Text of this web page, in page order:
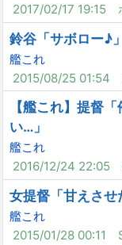
2017/02/17 19:15
鈴谷「サボロー♪」
艦これ
2015/08/25 01:54
【艦これ】提督
い…」
艦これ
2016/12/24 22:05
女提督「甘えさ
艦これ
2015/01/28 00:11